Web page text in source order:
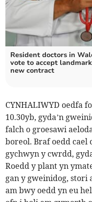
Resident doctors in
vote to accept landmark
new contract
CYNHALIWYD oedfa
10.30yb, gyda’n
falch o groesawi
boreol. Braf oedd cael
gychwyn y cwrdd,
Roedd y plant yn
gan y gweinidog,
am bwy oedd yn eu